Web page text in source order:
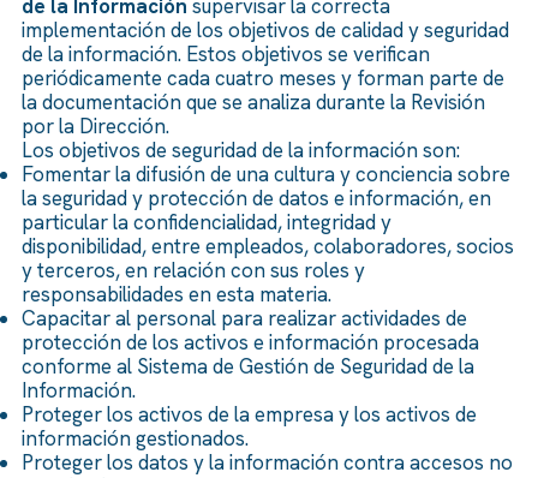
de la Información supervisar la correcta
implementación de los objetivos de calidad y seguridad
de la información. Estos objetivos se verifican
periódicamente cada cuatro meses y forman parte de
la documentación que se analiza durante la Revisión
por la Dirección.
Los objetivos de seguridad de la información son:
Fomentar la difusión de una cultura y conciencia sobre
la seguridad y protección de datos e información, en
particular la confidencialidad, integridad y
disponibilidad, entre empleados, colaboradores, socios
y terceros, en relación con sus roles y
responsabilidades en esta materia.
Capacitar al personal para realizar actividades de
protección de los activos e información procesada
conforme al Sistema de Gestión de Seguridad de la
Información.
Proteger los activos de la empresa y los activos de
información gestionados.
Proteger los datos y la información contra accesos no